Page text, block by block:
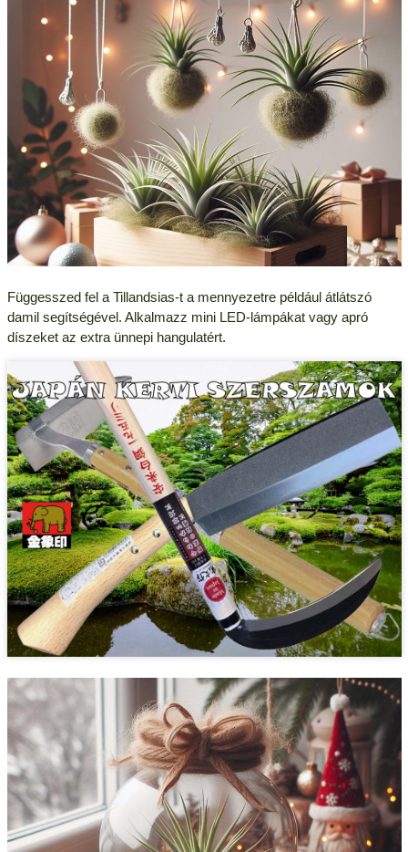
Függesszed fel a Tillandsias-t a mennyezetre például átlátszó
damil segítségével. Alkalmazz mini LED-lámpákat vagy apró
díszeket az extra ünnepi hangulatért.